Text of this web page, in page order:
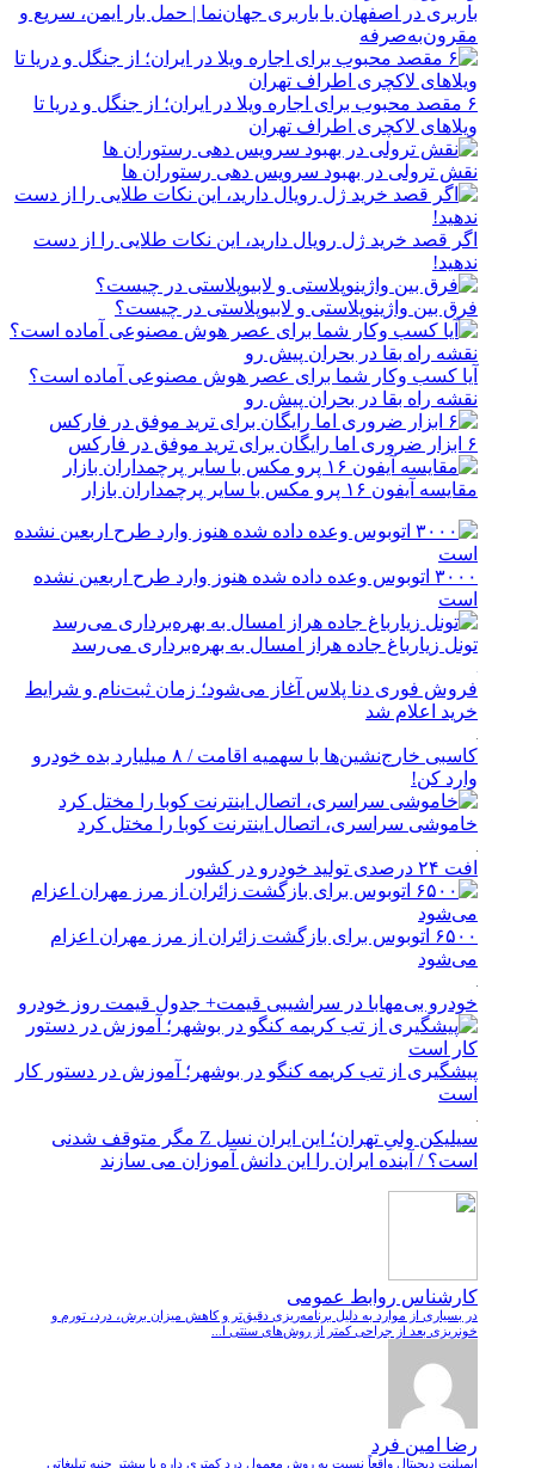
باربری در اصفهان با باربری جهان‌نما | حمل بار ایمن، سریع و
مقرون‌به‌صرفه
۶ مقصد محبوب برای اجاره ویلا در ایران؛ از جنگل و دریا تا
ویلاهای لاکچری اطراف تهران
نقش ترولی در بهبود سرویس دهی رستوران ها
اگر قصد خرید ژل رویال دارید، این نکات طلایی را از دست
ندهید!
فرق بین واژینوپلاستی و لابیوپلاستی در چیست؟
آیا کسب وکار شما برای عصر هوش مصنوعی آماده است؟
نقشه راه بقا در بحران پیش رو
۶ ابزار ضروری اما رایگان برای ترید موفق در فارکس
مقایسه آیفون ۱۶ پرو مکس با سایر پرچمداران بازار
۳۰۰۰ اتوبوس وعده داده شده هنوز وارد طرح اربعین نشده
است
تونل زیارباغ جاده هراز امسال به بهره‌برداری می‌رسد
فروش فوری دنا پلاس آغاز می‌شود؛ زمان ثبت‌نام و شرایط
خرید اعلام شد
کاسبی خارج‌نشین‌ها با سهمیه اقامت / ۸ میلیارد بده خودرو
وارد کن!
خاموشی سراسری، اتصال اینترنت کوبا را مختل کرد
افت ۲۴ درصدی تولید خودرو در کشور
۶۵۰۰ اتوبوس برای بازگشت زائران از مرز مهران اعزام
می‌شود
خودرو بی‌مهابا در سراشیبی قیمت+ جدول قیمت روز خودرو
پیشگیری از تب کریمه کنگو در بوشهر؛ آموزش در دستور کار
است
سیلیکن ولیِ تهران؛ این ایران نسل Z مگر متوقف شدنی
است؟ / آینده ایران را این دانش آموزان می سازند
کارشناس روابط عمومی
در بسیاری از موارد به دلیل برنامه‌ریزی دقیق‌تر و کاهش میزان برش، درد، تورم و
خونریزی بعد از جراحی کمتر از روش‌های سنتی ا...
رضا امین فرد
ایمپلنت دیجیتال واقعاً نسبت به روش معمول درد کمتری داره یا بیشتر جنبه تبلیغاتی